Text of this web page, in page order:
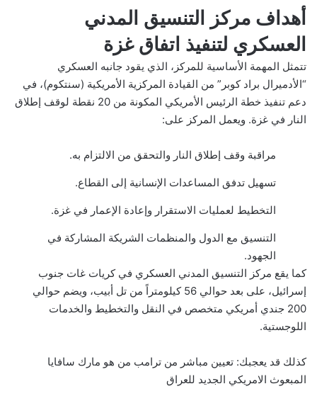
أهداف مركز التنسيق المدني
العسكري لتنفيذ اتفاق غزة
تتمثل المهمة الأساسية للمركز، الذي يقود جانبه العسكري
“الأدميرال براد كوبر” من القيادة المركزية الأمريكية (سنتكوم)، في
دعم تنفيذ خطة الرئيس الأمريكي المكونة من 20 نقطة لوقف إطلاق
النار في غزة. ويعمل المركز على:
مراقبة وقف إطلاق النار والتحقق من الالتزام به.
تسهيل تدفق المساعدات الإنسانية إلى القطاع.
التخطيط لعمليات الاستقرار وإعادة الإعمار في غزة.
التنسيق مع الدول والمنظمات الشريكة المشاركة في
الجهود.
كما يقع مركز التنسيق المدني العسكري في كريات غات جنوب
إسرائيل، على بعد حوالي 56 كيلومتراً من تل أبيب، ويضم حوالي
200 جندي أمريكي متخصص في النقل والتخطيط والخدمات
اللوجستية.
كذلك قد يعجبك:تعيين مباشر من ترامب من هو مارك سافايا
المبعوث الامريكي الجديد للعراق